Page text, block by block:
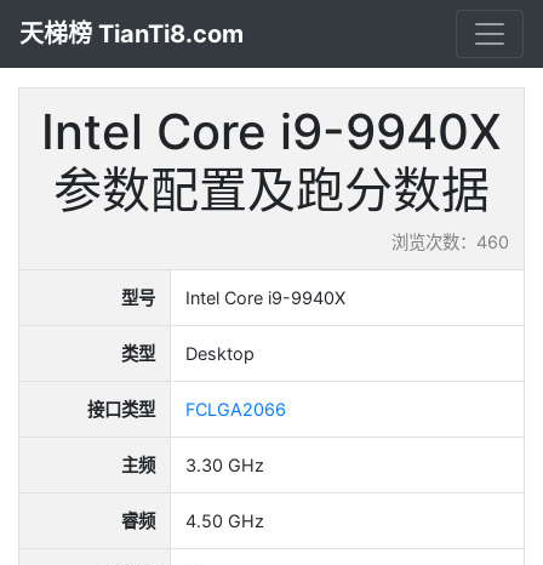
天梯榜 TianTi8.com
Intel Core i9-9940X
参数配置及跑分数据
浏览次数：460
型号 Intel Core i9-9940X
类型 Desktop
接口类型 FCLGA2066
主频 3.30 GHz
睿频 4.50 GHz